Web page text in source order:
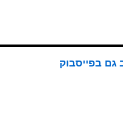
גם בפייסבוק